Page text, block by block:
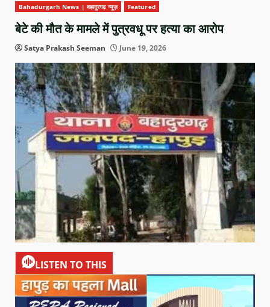
Bahadurgarh News | बहादुरगढ़ न्यूज़ Featured
बेटे की मौत के मामले में पुत्रवधू पर हत्या का आरोप
Satya Prakash Seeman June 19, 2026
LISTEN TO THIS